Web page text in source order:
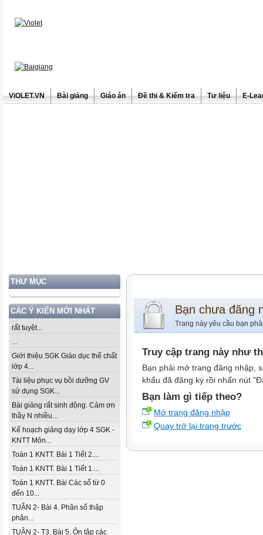
ViOLET.VN Bài giảng Giáo án Đề thi & Kiểm tra Tư liệu E-
THƯ MỤC
CÁC Ý KIẾN MỚI NHẤT
rất tuyệt...
...
Giới thiệu SGK Giáo dục thể chất
lớp 4...
Tài liệu phục vụ bồi dưỡng GV
sử dụng SGK...
Bài giảng rất sinh động. Cảm ơn
thầy N nhiều...
Kế hoạch giảng dạy lớp 4 SGK -
KNTT Môn...
Toán 1 KNTT. Bài 1 Tiết 2....
Toán 1 KNTT. Bài 1 Tiết 1....
Toán 1 KNTT. Bài Các số từ 0
đến 10...
TUẦN 2- Bài 4. Phân số thập
phân...
TUẦN 2- T3. Bài 5. Ôn tập các
Bạn chưa đăng
Trang này yêu cầu bạn
Truy cập trang này như
Bạn phải mở trang đăng nhập,
khẩu đã đăng ký rồi nhấn nút
Bạn làm gì tiếp theo?
Mở trang đăng nhập
Quay trở lại trang trước